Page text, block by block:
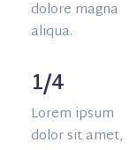
dolore magna
aliqua.
1/4
Lorem ipsum
dolor sit amet,